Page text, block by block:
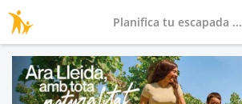
Planifica tu escapada ...